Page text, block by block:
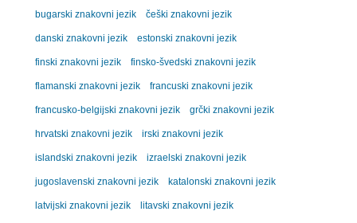
bugarski znakovni jezik češki znakovni jezik
danski znakovni jezik estonski znakovni jezik
finski znakovni jezik finsko-švedski znakovni jezik
flamanski znakovni jezik francuski znakovni jezik
francusko-belgijski znakovni jezik grčki znakovni jezik
hrvatski znakovni jezik irski znakovni jezik
islandski znakovni jezik izraelski znakovni jezik
jugoslavenski znakovni jezik katalonski znakovni jezik
latvijski znakovni jezik litavski znakovni jezik